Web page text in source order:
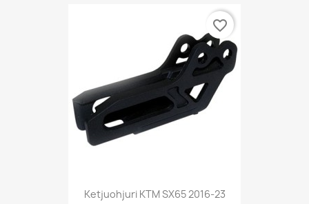
Ketjuohjuri KTM SX65 2016-23
favorite_border